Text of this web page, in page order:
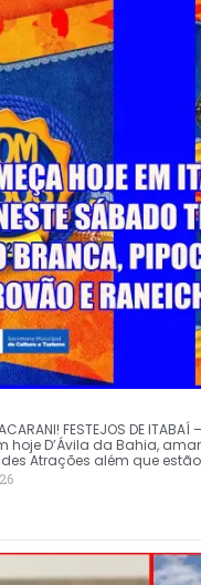
FESTEJOS DE
hoje D’Ávila da Bahia,
Atrações além que